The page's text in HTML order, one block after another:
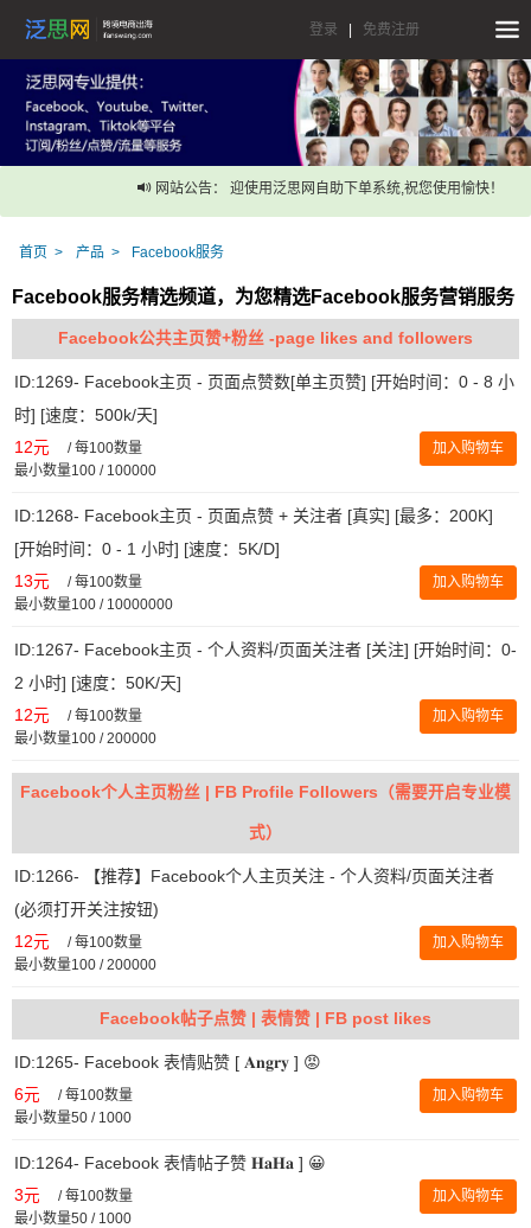
登录 免费注册
网站公告： 迎使用泛思网自助下单系统,祝您使用愉快！
首页 产品 Facebook服务
Facebook服务精选频道，为您精选Facebook服务营销服务
Facebook公共主页赞+粉丝 -page likes and followers
ID:1269- Facebook主页 - 页面点赞数[单主页赞] [开始时间：0 - 8 小
时] [速度：500k/天]
12元 /每100数量
最小数量100 / 100000
加入购物车
ID:1268- Facebook主页 - 页面点赞 + 关注者 [真实] [最多：200K]
[开始时间：0 - 1 小时] [速度：5K/D]
13元 /每100数量
最小数量100 / 10000000
加入购物车
ID:1267- Facebook主页 - 个人资料/页面关注者 [关注] [开始时间：0-
2 小时] [速度：50K/天]
12元 /每100数量
最小数量100 / 200000
加入购物车
Facebook个人主页粉丝 | FB Profile Followers（需要开启专业模
式）
ID:1266- 【推荐】Facebook个人主页关注 - 个人资料/页面关注者
(必须打开关注按钮)
12元 /每100数量
最小数量100 / 200000
加入购物车
Facebook帖子点赞 | 表情赞 | FB post likes
ID:1265- Facebook 表情贴赞 [ 𝐀𝐧𝐠𝐫𝐲 ] 😡
6元 /每100数量
最小数量50 / 1000
加入购物车
ID:1264- Facebook 表情帖子赞 𝐇𝐚𝐇𝐚 ] 😀
3元 /每100数量
最小数量50 / 1000
加入购物车